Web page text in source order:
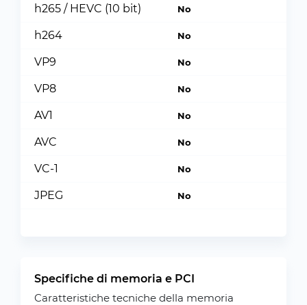
h265 / HEVC (10 bit) No
h264 No
VP9 No
VP8 No
AV1 No
AVC No
VC-1 No
JPEG No
Specifiche di memoria e PCI
Caratteristiche tecniche della memoria